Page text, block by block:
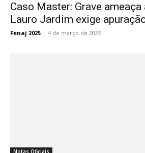
Caso Master: Grave
Lauro Jardim exige
Fenaj 2025 - 4 de março de 2026
Notas Oficiais